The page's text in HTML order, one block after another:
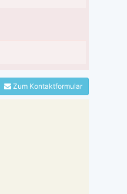
Zum Kontaktformular